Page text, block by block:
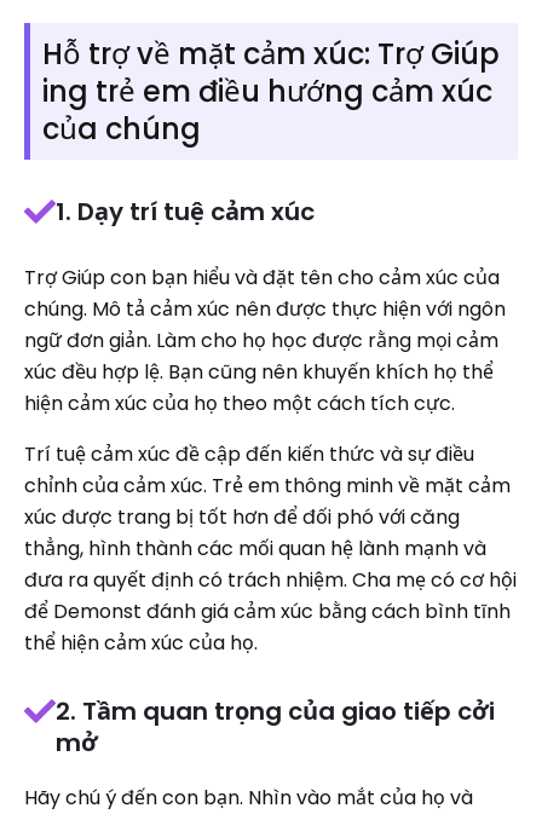
Hỗ trợ về mặt cảm xúc: Trợ Giúp
ing trẻ em điều hướng cảm xúc
của chúng
1. Dạy trí tuệ cảm xúc
Trợ Giúp con bạn hiểu và đặt tên cho cảm xúc của
chúng. Mô tả cảm xúc nên được thực hiện với ngôn
ngữ đơn giản. Làm cho họ học được rằng mọi cảm
xúc đều hợp lệ. Bạn cũng nên khuyến khích họ thể
hiện cảm xúc của họ theo một cách tích cực.
Trí tuệ cảm xúc đề cập đến kiến thức và sự điều
chỉnh của cảm xúc. Trẻ em thông minh về mặt cảm
xúc được trang bị tốt hơn để đối phó với căng
thẳng, hình thành các mối quan hệ lành mạnh và
đưa ra quyết định có trách nhiệm. Cha mẹ có cơ hội
để Demonst đánh giá cảm xúc bằng cách bình tĩnh
thể hiện cảm xúc của họ.
2. Tầm quan trọng của giao tiếp cởi
mở
Hãy chú ý đến con bạn. Nhìn vào mắt của họ và